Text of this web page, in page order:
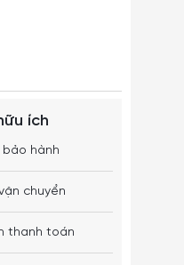
ích
bảo hành
chuyển
thanh toán